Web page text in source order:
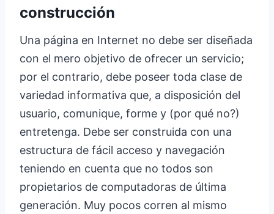
construcción
Una página en Internet no debe ser diseñada
con el mero objetivo de ofrecer un servicio;
por el contrario, debe poseer toda clase de
variedad informativa que, a disposición del
usuario, comunique, forme y (por qué no?)
entretenga. Debe ser construida con una
estructura de fácil acceso y navegación
teniendo en cuenta que no todos son
propietarios de computadoras de última
generación. Muy pocos corren al mismo